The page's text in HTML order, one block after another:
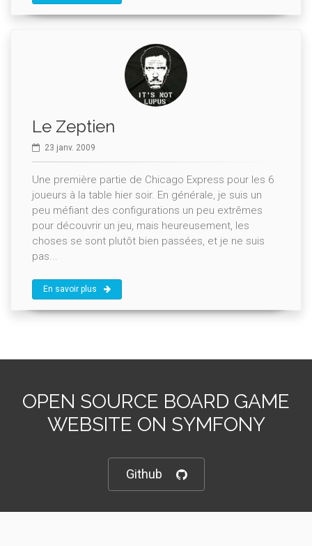
Le Zeptien
23 janv. 2009
Une première partie de Chicago Express pour les 6
joueurs à la table hier soir. En générale, je suis un
peu méfiant des configurations un peu extrêmes
pour découvrir un jeu, mais heureusement, les
choses se sont plutôt bien passées, et je ne suis
pas...
En savoir plus
OPEN SOURCE BOARD GAME
WEBSITE ON SYMFONY
Github